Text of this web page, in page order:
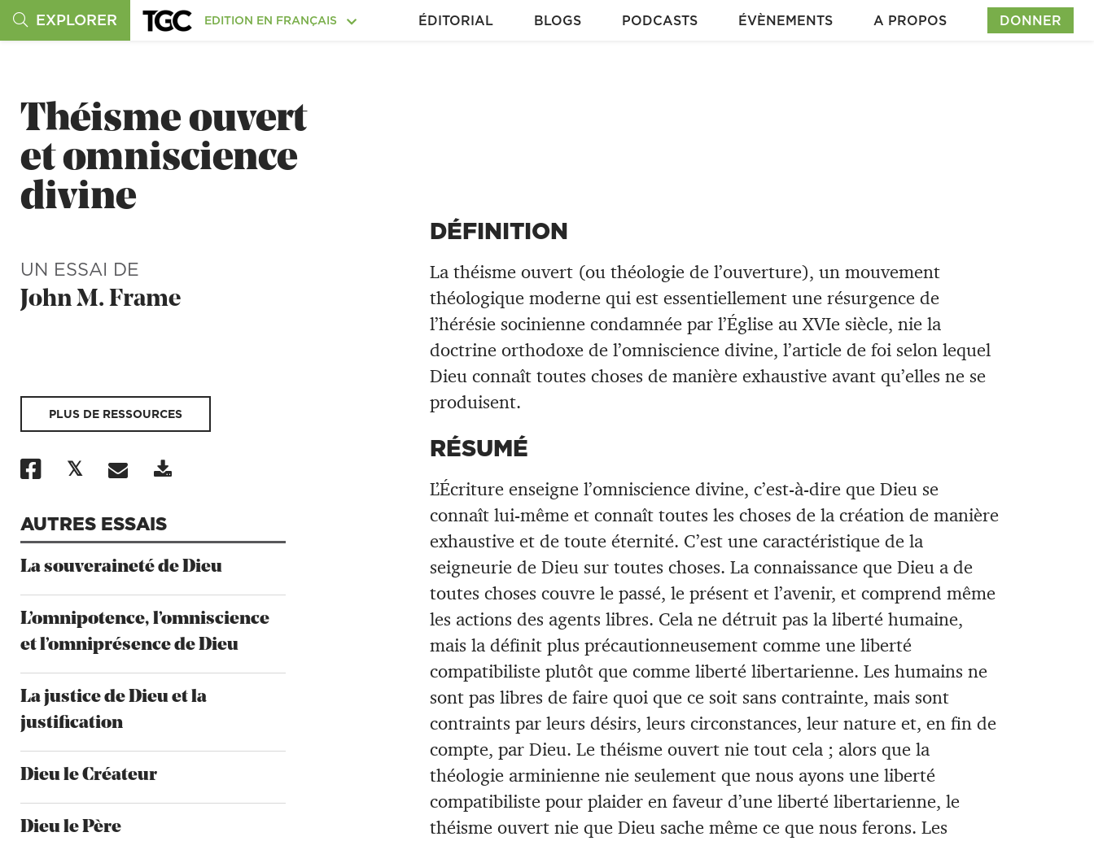
EXPLORER EDITION EN FRANÇAIS ÉDITORIAL BLOGS PODCASTS ÉVÈNEMENTS A PROPOS DONNER
Théisme ouvert
et omniscience
divine
UN ESSAI DE
John M. Frame
PLUS DE RESSOURCES
AUTRES ESSAIS
La souveraineté de Dieu
L’omnipotence, l’omniscience
et l’omniprésence de Dieu
La justice de Dieu et la
justification
Dieu le Créateur
Dieu le Père
DÉFINITION
La théisme ouvert (ou théologie de l’ouverture), un mouvement
théologique moderne qui est essentiellement une résurgence de
l’hérésie socinienne condamnée par l’Église au XVIe siècle, nie la
doctrine orthodoxe de l’omniscience divine, l’article de foi selon lequel
Dieu connaît toutes choses de manière exhaustive avant qu’elles ne se
produisent.
RÉSUMÉ
L’Écriture enseigne l’omniscience divine, c’est-à-dire que Dieu se
connaît lui-même et connaît toutes les choses de la création de manière
exhaustive et de toute éternité. C’est une caractéristique de la
seigneurie de Dieu sur toutes choses. La connaissance que Dieu a de
toutes choses couvre le passé, le présent et l’avenir, et comprend même
les actions des agents libres. Cela ne détruit pas la liberté humaine,
mais la définit plus précautionneusement comme une liberté
compatibiliste plutôt que comme liberté libertarienne. Les humains ne
sont pas libres de faire quoi que ce soit sans contrainte, mais sont
contraints par leurs désirs, leurs circonstances, leur nature et, en fin de
compte, par Dieu. Le théisme ouvert nie tout cela ; alors que la
théologie arminienne nie seulement que nous ayons une liberté
compatibiliste pour plaider en faveur d’une liberté libertarienne, le
théisme ouvert nie que Dieu sache même ce que nous ferons. Les